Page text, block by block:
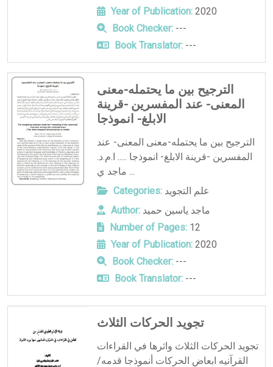
Year of Publication:2020
Book Checker:---
Book Translator:---
الترجيح بين ما يحتمله-معنى
المعنى- عند المفسرين -قرينة
الابلغ- انموذجا
الترجيح بين ما يحتمله-معنى المعنى- عند
المفسرين -قرينة الابلغ- انموذجا ..... ا.م.د.
ماجد ي ...
Categories: علم التجويد
Author: ماجد ياسين حميد
Number of Pages:12
Year of Publication:2020
Book Checker:---
Book Translator:---
تجويد الحركات الثلاث
تجويد الحركات الثلاث واثرها في القراءات
القرآنيه ابعاض الحركات أنموذجا قدمه/